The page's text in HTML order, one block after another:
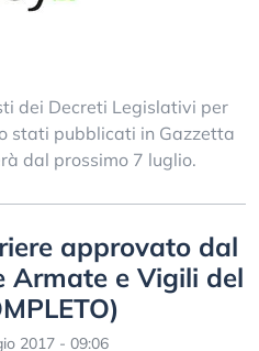
dei Decreti Legislativi per
stati pubblicati in Gazzetta
dal prossimo 7 luglio.
approvato dal
Armate e Vigili del
2017 - 09:06